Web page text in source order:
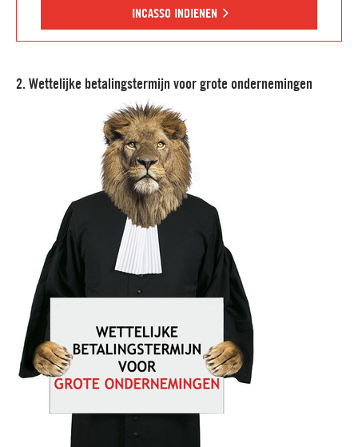
INCASSO INDIENEN
2. Wettelijke betalingstermijn voor grote ondernemingen